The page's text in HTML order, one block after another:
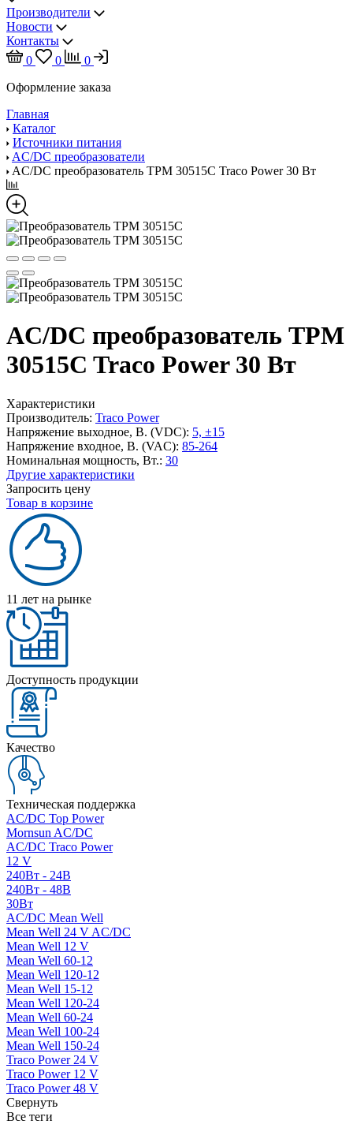
Производители
Новости
Контакты
0
0
0
Оформление заказа
Главная
Каталог
Источники питания
AC/DC преобразователи
AC/DC преобразователь TPM 30515C Traco Power 30 Вт
AC/DC преобразователь TPM
30515C Traco Power 30 Вт
Характеристики
Производитель: Traco Power
Напряжение выходное, В. (VDC): 5, ±15
Напряжение входное, В. (VAC): 85-264
Номинальная мощность, Вт.: 30
Другие характеристики
Запросить цену
Товар в корзине
11 лет на рынке
Доступность продукции
Качество
Техническая поддержка
AC/DC Top Power
Mornsun AC/DC
AC/DC Traco Power
12 V
240Вт - 24В
240Вт - 48В
30Вт
AC/DC Mean Well
Mean Well 24 V AC/DC
Mean Well 12 V
Mean Well 60-12
Mean Well 120-12
Mean Well 15-12
Mean Well 120-24
Mean Well 60-24
Mean Well 100-24
Mean Well 150-24
Traco Power 24 V
Traco Power 12 V
Traco Power 48 V
Свернуть
Все теги